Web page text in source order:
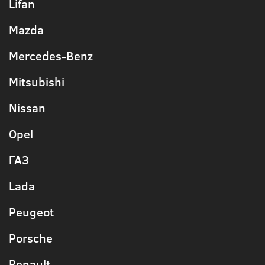
Lifan
Mazda
Mercedes-Benz
Mitsubishi
Nissan
Opel
ГАЗ
Lada
Peugeot
Porsche